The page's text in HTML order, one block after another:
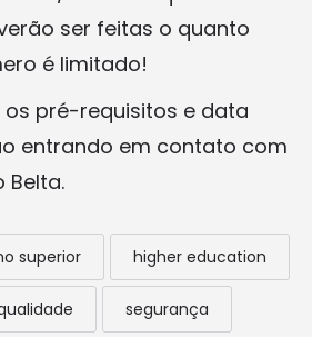
ser feitas o quanto
é limitado!
os pré-requisitos e data
entrando em contato com
Belta.
superior higher education
segurança